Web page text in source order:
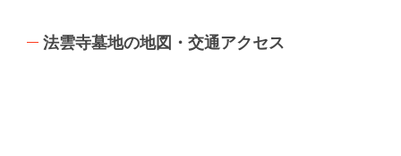
法雲寺墓地の地図・交通アクセス